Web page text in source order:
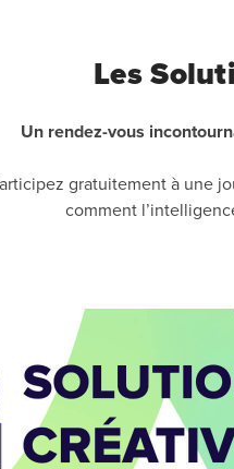
Les
Un rendez-vous
gratuitement à une
comment